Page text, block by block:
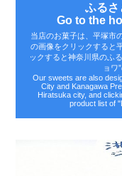
ふるさ
Go to the
当店のお菓子は、平塚市
の画像をクリックすると
ックすると神奈川県のふ
ョワ
Our sweets are also
City and Kanagawa
Hiratsuka city, and
product list of